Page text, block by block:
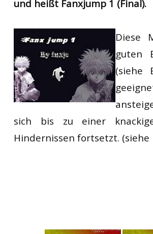
und heißt Fanxjump 1 (Final).
Diese
guten
(siehe
sich bis zu einer
Hindernissen fortsetzt. (siehe